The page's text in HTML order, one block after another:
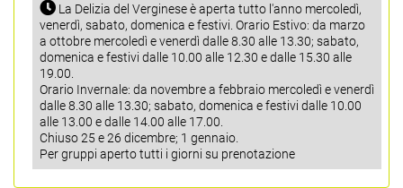
La Delizia del Verginese è aperta tutto l'anno mercoledì,
venerdì, sabato, domenica e festivi. Orario Estivo: da marzo
a ottobre mercoledì e venerdì dalle 8.30 alle 13.30; sabato,
domenica e festivi dalle 10.00 alle 12.30 e dalle 15.30 alle
19.00.
Orario Invernale: da novembre a febbraio mercoledì e venerdì
dalle 8.30 alle 13.30; sabato, domenica e festivi dalle 10.00
alle 13.00 e dalle 14.00 alle 17.00.
Chiuso 25 e 26 dicembre; 1 gennaio.
Per gruppi aperto tutti i giorni su prenotazione